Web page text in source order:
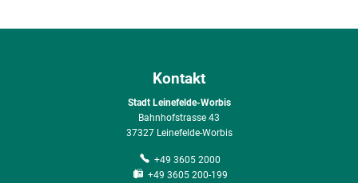
Kontakt
Stadt Leinefelde-Worbis
Bahnhofstrasse 43
37327 Leinefelde-Worbis
+49 3605 2000
+49 3605 200-199